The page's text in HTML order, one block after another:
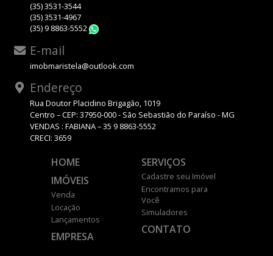
(35) 3531-3544
(35) 3531-4967
(35) 9 8863-5552
E-mail
imobmaristela@outlook.com
Endereço
Rua Doutor Placidino Brigagão, 1019
Centro – CEP: 37950-000 - São Sebastião do Paraíso - MG
VENDAS : FABIANA – 35 9 8863-5552
CRECI: 3659
HOME
IMÓVEIS
Venda
Locação
Lançamentos
EMPRESA
SERVIÇOS
Cadastre seu Imóvel
Encontramos para
Você
Simuladores
CONTATO